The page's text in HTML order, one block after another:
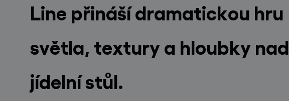
Line přináší dramatickou hru
světla, textury a hloubky nad
jídelní stůl.